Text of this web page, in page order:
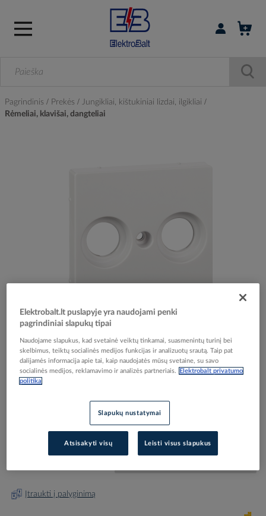
Prisijungti /
Pagrindinis Prekės
Jungikliai, kištukiniai lizdai, ilgikliai
Rėmeliai, klavišai, dangteliai
the
beginning
Dangtelis TV/SAT lizdui antibakterinis baltas
RAL9016 System M - SCHNEIDER ELECTRIC
Elektrobalt prekės kodas
Įtraukti į palyginimą
Elektrobalt.lt puslapyje yra naudojami penki
pagrindiniai slapukų tipai
Naudojame slapukus, kad svetainė veiktų tinkamai, suasmenintų turinį bei
skelbimus, teiktų socialinės medijos funkcijas ir analizuotų srautą. Taip pat
dalijamės informacija apie tai, kaip naudojatės mūsų svetaine, su savo
socialinės medijos, reklamavimo ir analizės partneriais.
Elektrobalt privatumo
politika
Slapukų nustatymai
Atsisakyti visų Leisti visus slapukus